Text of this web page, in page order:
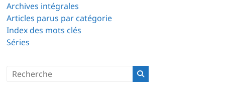
Archives intégrales
Articles parus par catégorie
Index des mots clés
Séries